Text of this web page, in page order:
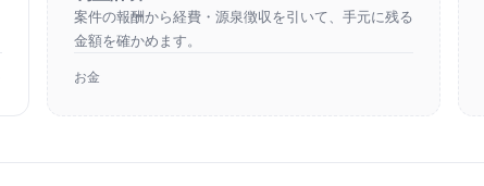
案件の報酬から経費・源泉徴収を引いて、手元に残る
金額を確かめます。
お金